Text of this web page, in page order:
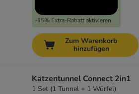
-15% Extra-Rabatt aktivieren
Zum Warenkorb
hinzufügen
Katzentunnel Connect 2in1
1 Set (1 Tunnel + 1 Würfel)